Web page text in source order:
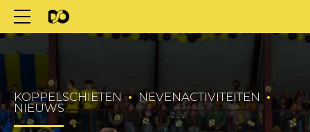
KOPPELSCHIETEN
NEVENACTIVITEITEN
NIEUWS